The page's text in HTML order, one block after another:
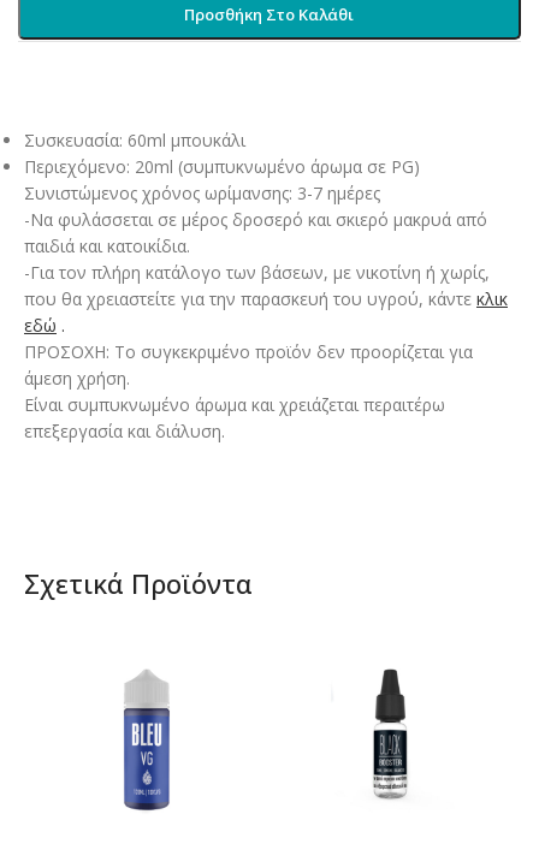
Προσθήκη Στο Καλάθι
Συσκευασία: 60ml μπουκάλι
Περιεχόμενο: 20ml (συμπυκνωμένο άρωμα σε PG)
Συνιστώμενος χρόνος ωρίμανσης: 3-7 ημέρες
-Να φυλάσσεται σε μέρος δροσερό και σκιερό μακρυά από
παιδιά και κατοικίδια.
-Για τον πλήρη κατάλογο των βάσεων, με νικοτίνη ή χωρίς,
που θα χρειαστείτε για την παρασκευή του υγρού, κάντε κλικ
εδώ .
ΠΡΟΣΟΧΗ: Το συγκεκριμένο προϊόν δεν προορίζεται για
άμεση χρήση.
Είναι συμπυκνωμένο άρωμα και χρειάζεται περαιτέρω
επεξεργασία και διάλυση.
Σχετικά Προϊόντα